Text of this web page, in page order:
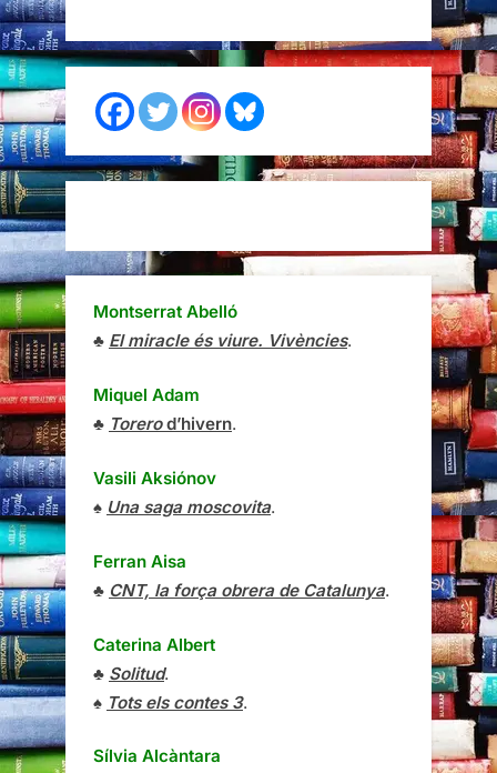
Montserrat Abelló
♣ El miracle és viure. Vivències.
Miquel Adam
♣ Torerod’hivern.
Vasili Aksiónov
♠ Una saga moscovita.
Ferran Aisa
♣ CNT, la força obrera de Catalunya.
Caterina Albert
♣ Solitud.
♠ Tots els contes 3.
Sílvia Alcàntara